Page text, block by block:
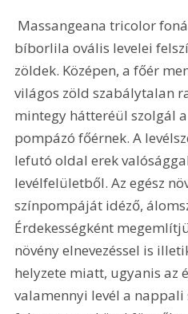
bíborlila ovális levelei
zöldek. Középen, a főér
világos zöld szabálytalan
mintegy hátteréül szolgál
pompázó főérnek. A
lefutó oldal erek
levélfelületből. Az egész
színpompáját idéző,
Érdekességként
növény elnevezéssel is
helyzete miatt, ugyanis az
valamennyi levél a